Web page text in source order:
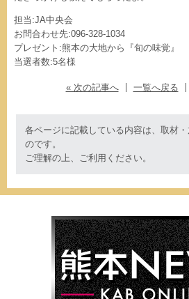
担当:JA中央会
お問合わせ先:096-328-1034
プレゼント:熊本の大地から『旬の味覚』
当選者数:5名様
« 次の記事へ 一覧へ戻る
各ページに記載している内容は、取材
のです。
ご理解の上、ご利用ください。